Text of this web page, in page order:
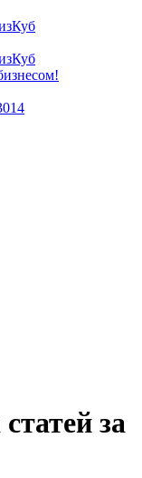
за